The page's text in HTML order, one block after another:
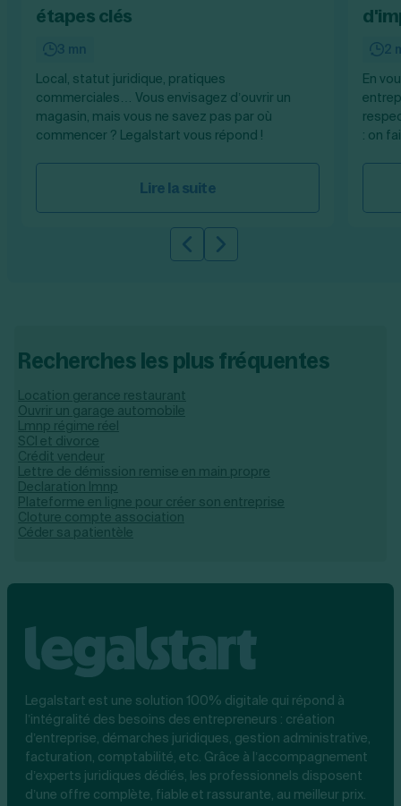
étapes clés
3 mn
Local, statut juridique, pratiques
commerciales… Vous envisagez d’ouvrir un
magasin, mais vous ne savez pas par où
commencer ? Legalstart vous répond !
Lire la suite
2
En
: on
Slide précédente
Slide suivante
Recherches les plus fréquentes
Location gerance restaurant
Ouvrir un garage automobile
Lmnp régime réel
SCI et divorce
Crédit vendeur
Lettre de démission remise en main propre
Declaration lmnp
Plateforme en ligne pour créer son entreprise
Cloture compte association
Céder sa patientèle
Legalstart est une solution 100% digitale qui répond à
l’intégralité des besoins des entrepreneurs : création
d’entreprise, démarches juridiques, gestion administrative,
facturation, comptabilité, etc. Grâce à l’accompagnement
d’experts juridiques dédiés, les professionnels disposent
d’une offre complète, fiable et rassurante, au meilleur prix.